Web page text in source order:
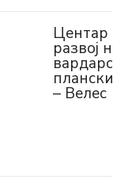
Центар за
развој на
– Велес